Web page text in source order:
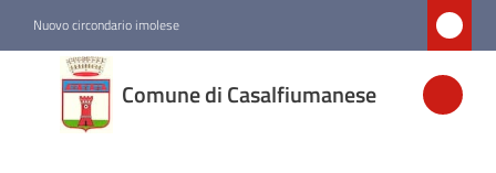
Nuovo circondario imolese
Comune di Casalfiumanese
Comune di
Casalfiumanese